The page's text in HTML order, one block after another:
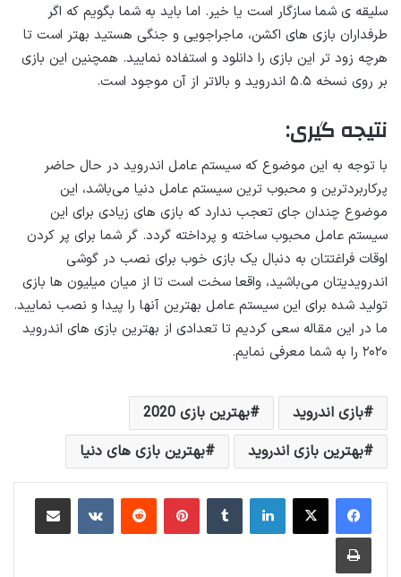
سلیقه ی شما سازگار است یا خیر. اما باید به شما بگویم که اگر
طرفداران بازی های اکشن، ماجراجویی و جنگی هستید بهتر است تا
هرچه زود تر این بازی را دانلود و استفاده نمایید. همچنین این بازی
بر روی نسخه ۵.۵ اندروید و بالاتر از آن موجود است.
نتیجه گیری:
با توجه به این موضوع که سیستم عامل اندروید در حال حاضر
پرکاربردترین و محبوب ترین سیستم عامل دنیا می‌باشد، این
موضوع چندان جای تعجب ندارد که بازی های زیادی برای این
سیستم عامل محبوب ساخته و پرداخته گردد. گر شما برای پر کردن
اوقات فراغتتان به دنبال یک بازی خوب برای نصب در گوشی
اندرویدیتان می‌باشید، واقعا سخت است تا از میان میلیون ها بازی
تولید شده برای این سیستم عامل بهترین آنها را پیدا و نصب نمایید.
ما در این مقاله سعی کردیم تا تعدادی از بهترین بازی های اندروید
۲۰۲۰ را به شما معرفی نمایم.
بازی اندروید
بهترین بازی 2020
بهترین بازی اندروید
بهترین بازی های دنیا
لینکداینتامبلر پینتریستReddit
VKontakteاشتراک گذاری با ایمیل
چاپ